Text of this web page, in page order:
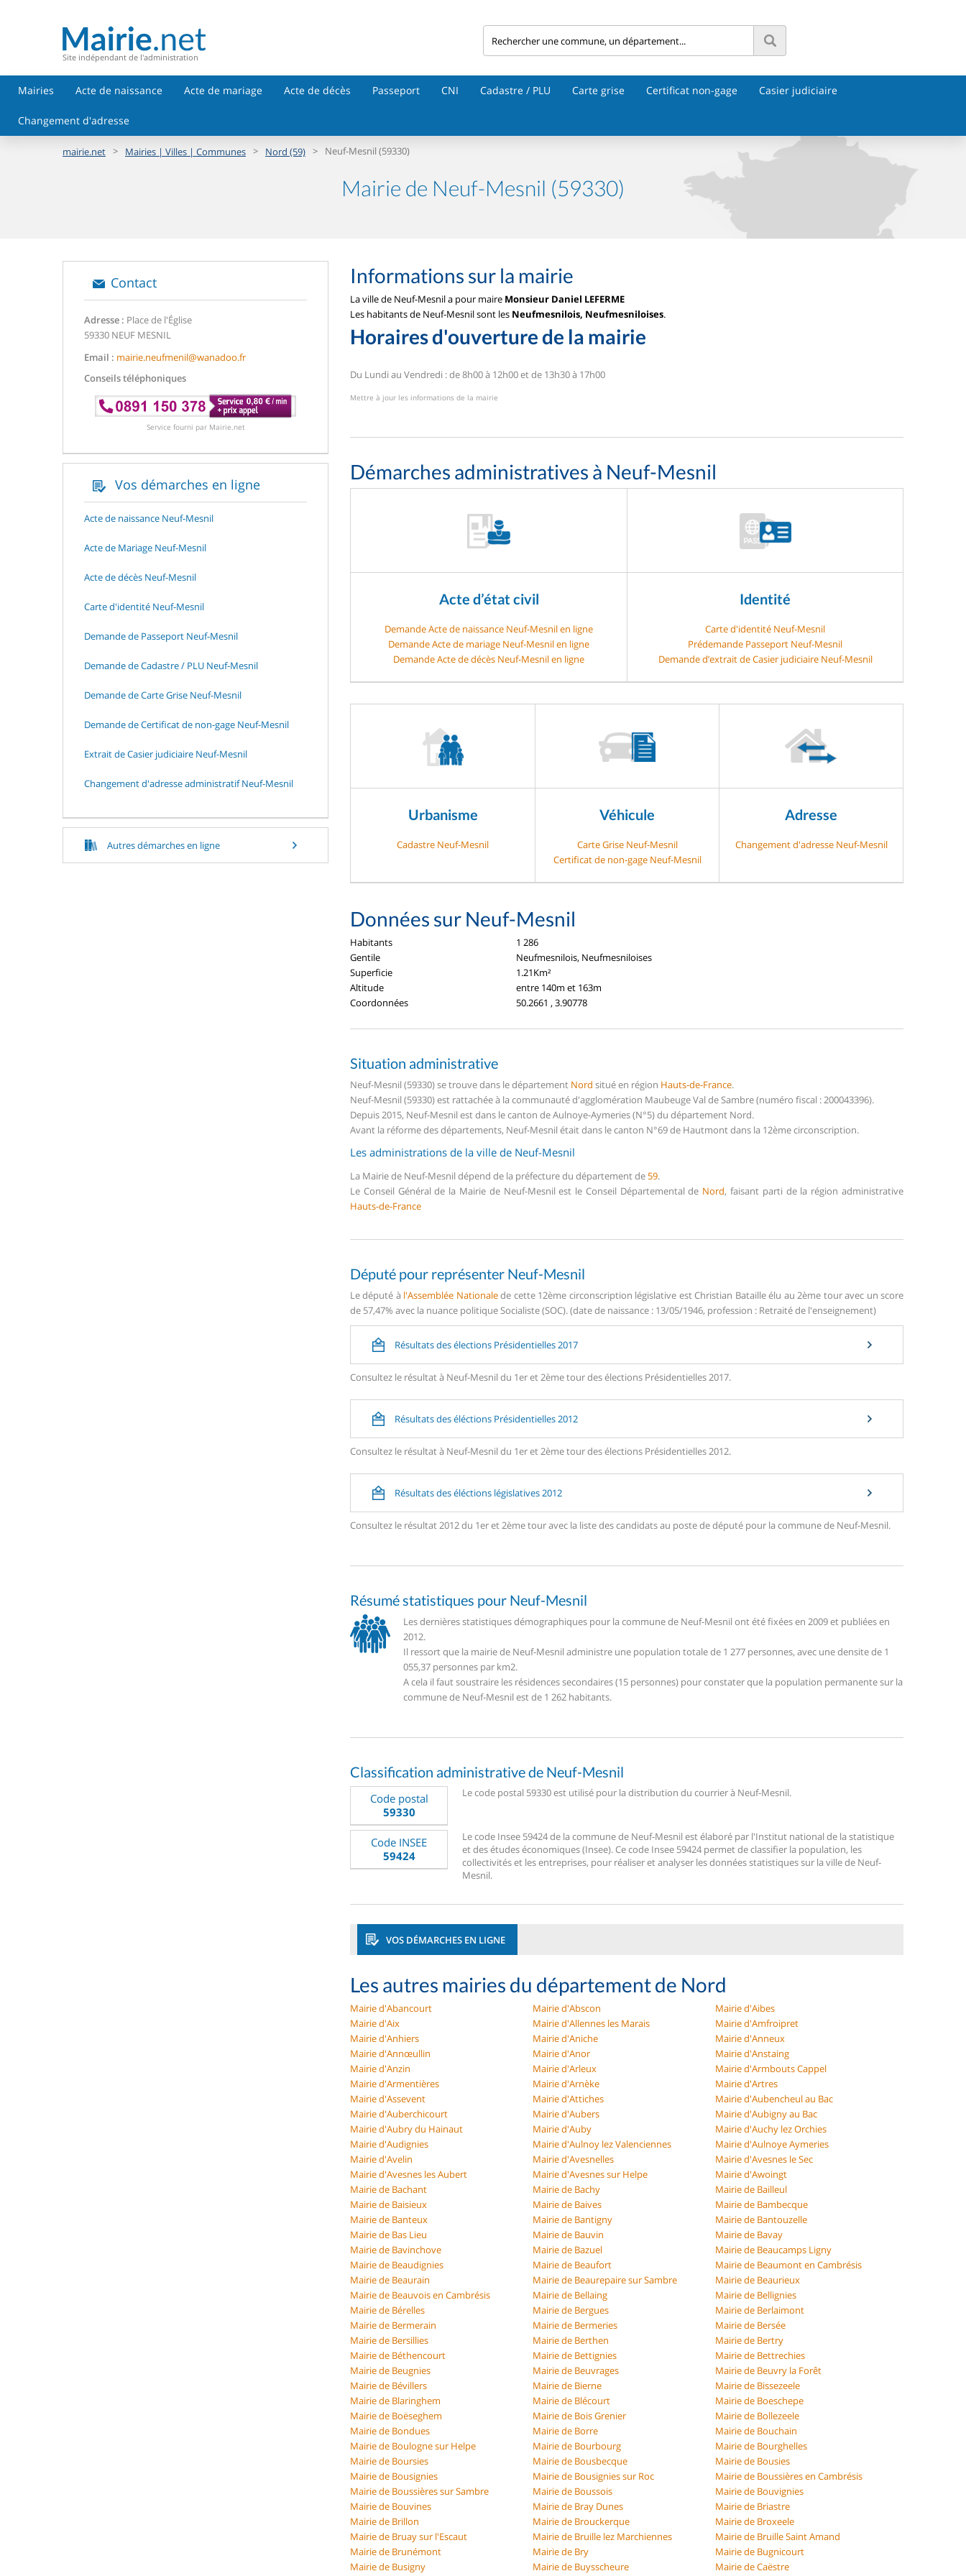
Site indépendant de l'administration
Mairies Acte de naissance Acte de mariage Acte de décès Passeport CNI Cadastre / PLU Carte grise Certificat non-gage Casier judiciaire
Changement d'adresse
mairie.net > Mairies | Villes | Communes > Nord (59) > Neuf-Mesnil (59330)
Mairie de Neuf-Mesnil (59330)
Contact
Adresse : Place de l'Église
59330 NEUF MESNIL
Email : mairie.neufmenil@wanadoo.fr
Conseils téléphoniques
Service fourni par Mairie.net
Vos démarches en ligne
Acte de naissance Neuf-Mesnil
Acte de Mariage Neuf-Mesnil
Acte de décès Neuf-Mesnil
Carte d'identité Neuf-Mesnil
Demande de Passeport Neuf-Mesnil
Demande de Cadastre / PLU Neuf-Mesnil
Demande de Carte Grise Neuf-Mesnil
Demande de Certificat de non-gage Neuf-Mesnil
Extrait de Casier judiciaire Neuf-Mesnil
Changement d'adresse administratif Neuf-Mesnil
Autres démarches en ligne
Informations sur la mairie
La ville de Neuf-Mesnil a pour maire Monsieur Daniel LEFERME
Les habitants de Neuf-Mesnil sont les Neufmesnilois, Neufmesniloises.
Horaires d'ouverture de la mairie
Du Lundi au Vendredi : de 8h00 à 12h00 et de 13h30 à 17h00
Mettre à jour les informations de la mairie
Démarches administratives à Neuf-Mesnil
Acte d’état civil
Demande Acte de naissance Neuf-Mesnil en ligne
Demande Acte de mariage Neuf-Mesnil en ligne
Demande Acte de décès Neuf-Mesnil en ligne
Identité
Carte d'identité Neuf-Mesnil
Prédemande Passeport Neuf-Mesnil
Demande d’extrait de Casier judiciaire Neuf-Mesnil
Urbanisme
Cadastre Neuf-Mesnil
Véhicule
Carte Grise Neuf-Mesnil
Certificat de non-gage Neuf-Mesnil
Adresse
Changement d'adresse Neuf-Mesnil
Données sur Neuf-Mesnil
Habitants
1 286
Gentile
Neufmesnilois, Neufmesniloises
Superficie
1.21Km²
Altitude
entre 140m et 163m
Coordonnées
50.2661 , 3.90778
Situation administrative
Neuf-Mesnil (59330) se trouve dans le département Nord situé en région Hauts-de-France.
Neuf-Mesnil (59330) est rattachée à la communauté d'agglomération Maubeuge Val de Sambre (numéro fiscal : 200043396).
Depuis 2015, Neuf-Mesnil est dans le canton de Aulnoye-Aymeries (N°5) du département Nord.
Avant la réforme des départements, Neuf-Mesnil était dans le canton N°69 de Hautmont dans la 12ème circonscription.
Les administrations de la ville de Neuf-Mesnil
La Mairie de Neuf-Mesnil dépend de la préfecture du département de59.
Le Conseil Général de la Mairie de Neuf-Mesnil est le Conseil Départemental de Nord, faisant parti de la région administrative
Hauts-de-France
Député pour représenter Neuf-Mesnil
Le député à l'Assemblée Nationalede cette 12ème circonscription législative est Christian Bataille élu au 2ème tour avec un score
de 57,47% avec la nuance politique Socialiste (SOC). (date de naissance : 13/05/1946, profession : Retraité de l'enseignement)
Résultats des élections Présidentielles 2017
Consultez le résultat à Neuf-Mesnil du 1er et 2ème tour des élections Présidentielles 2017.
Résultats des éléctions Présidentielles 2012
Consultez le résultat à Neuf-Mesnil du 1er et 2ème tour des élections Présidentielles 2012.
Résultats des éléctions législatives 2012
Consultez le résultat 2012 du 1er et 2ème tour avec la liste des candidats au poste de député pour la commune de Neuf-Mesnil.
Résumé statistiques pour Neuf-Mesnil
Les dernières statistiques démographiques pour la commune de Neuf-Mesnil ont été fixées en 2009 et publiées en
2012.
Il ressort que la mairie de Neuf-Mesnil administre une population totale de 1 277 personnes, avec une densite de 1
055,37 personnes par km2.
A cela il faut soustraire les résidences secondaires (15 personnes) pour constater que la population permanente sur la
commune de Neuf-Mesnil est de 1 262 habitants.
Classification administrative de Neuf-Mesnil
Code postal
59330
Le code postal 59330 est utilisé pour la distribution du courrier à Neuf-Mesnil.
Code INSEE
59424
Le code Insee 59424 de la commune de Neuf-Mesnil est élaboré par l'Institut national de la statistique
et des études économiques (Insee). Ce code Insee 59424 permet de classifier la population, les
collectivités et les entreprises, pour réaliser et analyser les données statistiques sur la ville de Neuf-
Mesnil.
VOS DÉMARCHES EN LIGNE
Les autres mairies du département de Nord
Mairie d'Abancourt Mairie d'Abscon
Mairie d'Aibes
Mairie d'Aix
Mairie d'Allennes les Marais
Mairie d'Amfroipret
Mairie d'Anhiers
Mairie d'Aniche
Mairie d'Anneux
Mairie d'Annœullin
Mairie d'Anor
Mairie d'Anstaing
Mairie d'Anzin
Mairie d'Arleux
Mairie d'Armbouts Cappel
Mairie d'Armentières
Mairie d'Arnèke
Mairie d'Artres
Mairie d'Assevent
Mairie d'Attiches
Mairie d'Aubencheul au Bac
Mairie d'Auberchicourt
Mairie d'Aubers
Mairie d'Aubigny au Bac
Mairie d'Aubry du Hainaut
Mairie d'Auby
Mairie d'Auchy lez Orchies
Mairie d'Audignies
Mairie d'Aulnoy lez Valenciennes
Mairie d'Aulnoye Aymeries
Mairie d'Avelin
Mairie d'Avesnelles
Mairie d'Avesnes le Sec
Mairie d'Avesnes les Aubert
Mairie d'Avesnes sur Helpe
Mairie d'Awoingt
Mairie de Bachant
Mairie de Bachy
Mairie de Bailleul
Mairie de Baisieux
Mairie de Baives
Mairie de Bambecque
Mairie de Banteux
Mairie de Bantigny
Mairie de Bantouzelle
Mairie de Bas Lieu
Mairie de Bauvin
Mairie de Bavay
Mairie de Bavinchove
Mairie de Bazuel
Mairie de Beaucamps Ligny
Mairie de Beaudignies
Mairie de Beaufort
Mairie de Beaumont en Cambrésis
Mairie de Beaurain
Mairie de Beaurepaire sur Sambre
Mairie de Beaurieux
Mairie de Beauvois en Cambrésis
Mairie de Bellaing
Mairie de Bellignies
Mairie de Bérelles
Mairie de Bergues
Mairie de Berlaimont
Mairie de Bermerain
Mairie de Bermeries
Mairie de Bersée
Mairie de Bersillies
Mairie de Berthen
Mairie de Bertry
Mairie de Béthencourt
Mairie de Bettignies
Mairie de Bettrechies
Mairie de Beugnies
Mairie de Beuvrages
Mairie de Beuvry la Forêt
Mairie de Bévillers
Mairie de Bierne
Mairie de Bissezeele
Mairie de Blaringhem
Mairie de Blécourt
Mairie de Boeschepe
Mairie de Boëseghem
Mairie de Bois Grenier
Mairie de Bollezeele
Mairie de Bondues
Mairie de Borre
Mairie de Bouchain
Mairie de Boulogne sur Helpe
Mairie de Bourbourg
Mairie de Bourghelles
Mairie de Boursies
Mairie de Bousbecque
Mairie de Bousies
Mairie de Bousignies
Mairie de Bousignies sur Roc
Mairie de Boussières en Cambrésis
Mairie de Boussières sur Sambre
Mairie de Boussois
Mairie de Bouvignies
Mairie de Bouvines
Mairie de Bray Dunes
Mairie de Briastre
Mairie de Brillon
Mairie de Brouckerque
Mairie de Broxeele
Mairie de Bruay sur l'Escaut
Mairie de Bruille lez Marchiennes
Mairie de Bruille Saint Amand
Mairie de Brunémont
Mairie de Bry
Mairie de Bugnicourt
Mairie de Busigny
Mairie de Buysscheure
Mairie de Caëstre